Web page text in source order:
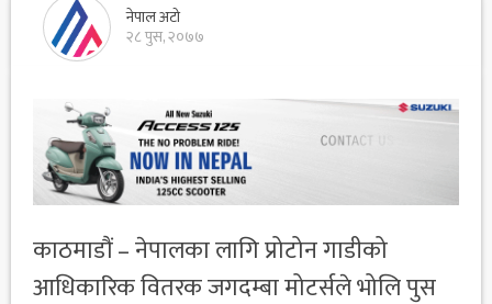
नेपाल अटो
२८ पुस, २०७७
काठमाडौं – नेपालका लागि प्रोटोन गाडीको
आधिकारिक वितरक जगदम्बा मोटर्सले भोलि पुस